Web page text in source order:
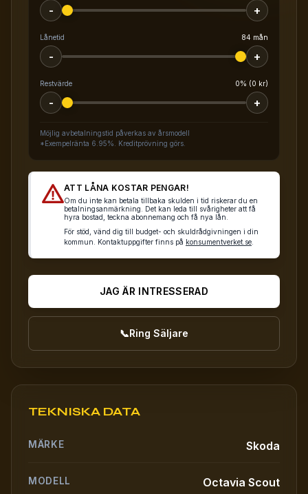
- +
Lånetid 84 mån
- +
Restvärde 0% (0 kr)
- +
Möjlig avbetalningstid påverkas av årsmodell
*Exempelränta 6.95%. Kreditprövning görs.
ATT LÅNA KOSTAR PENGAR!
Om du inte kan betala tillbaka skulden i tid riskerar du en
betalningsanmärkning. Det kan leda till svårigheter att få
hyra bostad, teckna abonnemang och få nya lån.
För stöd, vänd dig till budget- och skuldrådgivningen i din
kommun. Kontaktuppgifter finns på konsumentverket.se
JAG ÄR INTRESSERAD
📞Ring Säljare
TEKNISKA DATA
MÄRKE Skoda
MODELL Octavia Scout